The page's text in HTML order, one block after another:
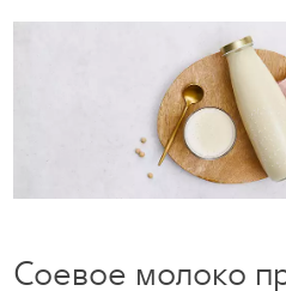
Готовим с удовольствием
Свободное время
Соевое молоко